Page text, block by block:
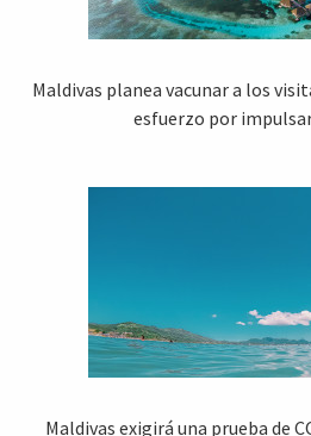
Maldivas planea vacunar a los
esfuerzo por
Maldivas exigirá una prueba de